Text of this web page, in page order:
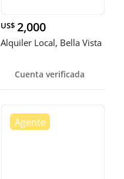
US$ 2,000
Alquiler Local, Bella Vista
Cuenta verificada